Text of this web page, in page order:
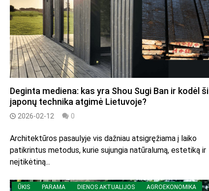
Deginta mediena: kas yra Shou Sugi Ban ir kodėl ši
japonų technika atgimė Lietuvoje?
2026-02-12 0
Architektūros pasaulyje vis dažniau atsigręžiama į laiko
patikrintus metodus, kurie sujungia natūralumą, estetiką ir
neįtikėtiną...
ŪKIS PARAMA DIENOS AKTUALIJOS AGROEKONOMIKA